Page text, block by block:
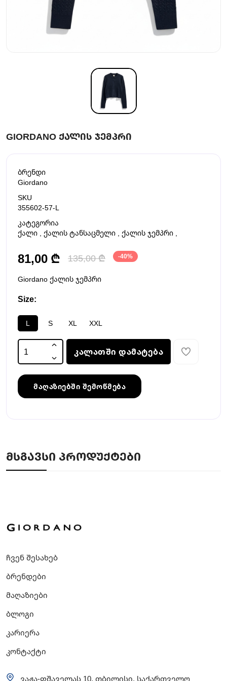
GIORDANO ᲥᲐᲚᲘᲡ ᲯᲔᲛᲞᲠᲘ
ბრენდი
Giordano
SKU
355602-57-L
კატეგორია
ქალი
ქალის ტანსაცმელი ქალის ჯემპრი
81,00 ₾ 135,00 ₾ -40%
Giordano ქალის ჯემპრი
Size:
L S XL XXL
კალათში დამატება
მაღაზიებში შემოწმება
ᲛᲡᲒᲐᲕᲡᲘ ᲞᲠᲝᲓᲣᲥᲢᲔᲑᲘ
ჩვენ შესახებ
ბრენდები
მაღაზიები
ბლოგი
კარიერა
კონტაქტი
ვაჟა-ფშაველას 10, თბილისი, საქართველო